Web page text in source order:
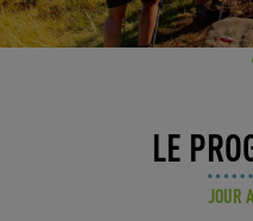
LE
JOUR